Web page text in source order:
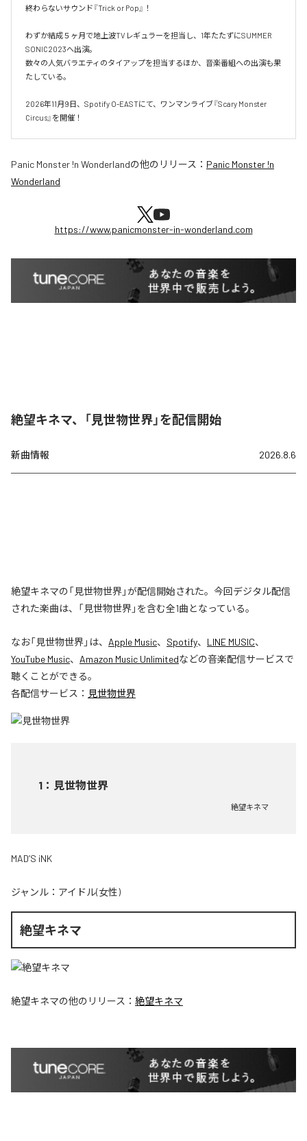
終わらないサウンド『Trick or Pop』！
わずか結成５ヶ月で地上波TVレギュラーを担当し、1年たたずにSUMMER
SONIC2023へ出演。
数々の人気バラエティのタイアップを担当するほか、音楽番組への出演も果
たしている。
2026年11月9日、Spotify O-EASTにて、ワンマンライブ『Scary Monster
Circus』を開催！
Panic Monster !n Wonderlandの他のリリース： Panic Monster !n
Wonderland
https://www.panicmonster-in-wonderland.com
絶望キネマ、「見世物世界」を配信開始
新曲情報 2026.8.6
絶望キネマの「見世物世界」が配信開始された。今回デジタル配信
された楽曲は、「見世物世界」を含む全1曲となっている。
なお「見世物世界」は、 Apple Music、 Spotify、 LINE MUSIC、
YouTube Music、 Amazon Music Unlimitedなどの音楽配信サービスで
聴くことができる。
各配信サービス： 見世物世界
1 ： 見世物世界
絶望キネマ
MAD’S iNK
ジャンル： アイドル(女性)
絶望キネマ
絶望キネマの他のリリース： 絶望キネマ